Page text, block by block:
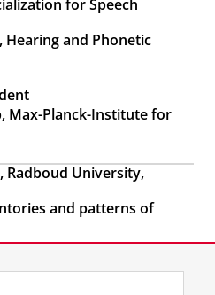
for Speech
Hearing and Phonetic
Max-Planck-Institute for
Radboud University,
and patterns of